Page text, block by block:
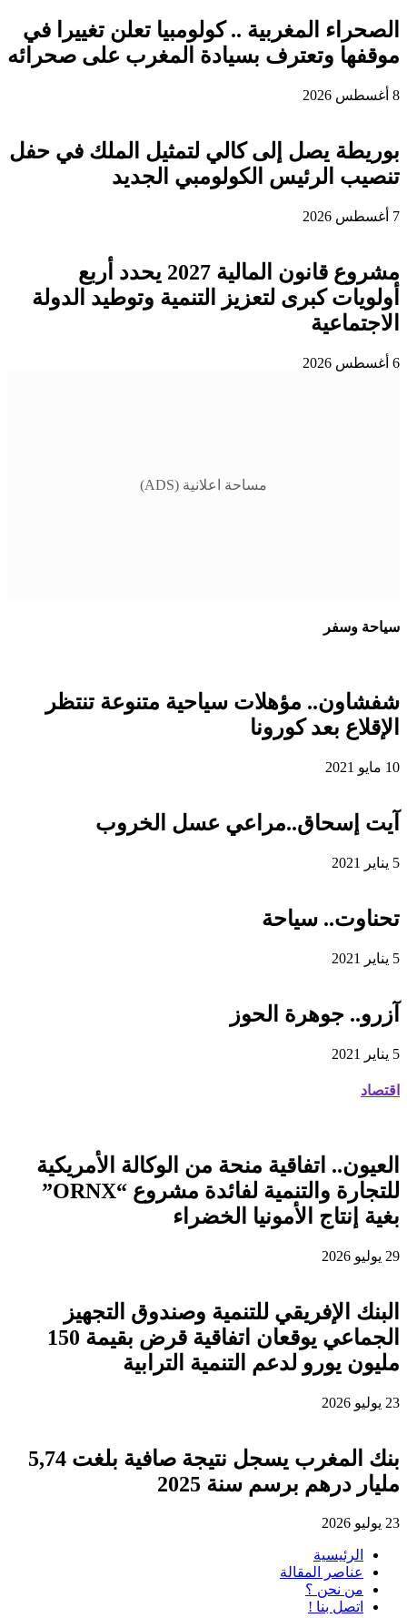
الصحراء المغربية .. كولومبيا تعلن تغييرا في
موقفها وتعترف بسيادة المغرب على صحرائه
8 أغسطس 2026
بوريطة يصل إلى كالي لتمثيل الملك في حفل
تنصيب الرئيس الكولومبي الجديد
7 أغسطس 2026
مشروع قانون المالية 2027 يحدد أربع
أولويات كبرى لتعزيز التنمية وتوطيد الدولة
الاجتماعية
6 أغسطس 2026
مساحة اعلانية (ADS)
سياحة وسفر
شفشاون.. مؤهلات سياحية متنوعة تنتظر
الإقلاع بعد كورونا
10 مايو 2021
آيت إسحاق..مراعي عسل الخروب
5 يناير 2021
تحناوت.. سياحة
5 يناير 2021
آزرو.. جوهرة الحوز
5 يناير 2021
اقتصاد
العيون.. اتفاقية منحة من الوكالة الأمريكية
للتجارة والتنمية لفائدة مشروع “ORNX”
بغية إنتاج الأمونيا الخضراء
29 يوليو 2026
البنك الإفريقي للتنمية وصندوق التجهيز
الجماعي يوقعان اتفاقية قرض بقيمة 150
مليون يورو لدعم التنمية الترابية
23 يوليو 2026
بنك المغرب يسجل نتيجة صافية بلغت 5,74
مليار درهم برسم سنة 2025
23 يوليو 2026
الرئيسية
عناصر المقالة
من نحن ؟
اتصل بنا !